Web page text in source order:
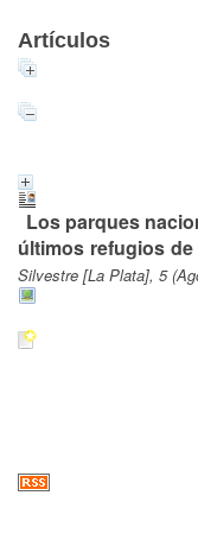
Artículos
Los parques
últimos refugios
Silvestre [La Plata], 5